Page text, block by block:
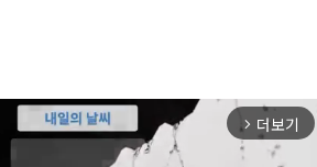
arrow_forward_ios 더보기